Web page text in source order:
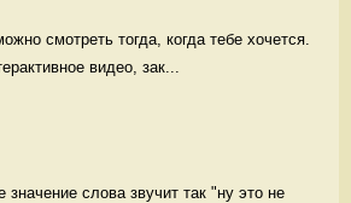
смотреть тогда, когда тебе хочется.
видео, зак...
значение слова звучит так "ну это не